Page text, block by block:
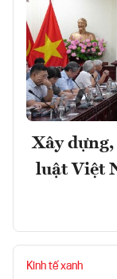
Xây
luật Việt
Kinh tế xanh